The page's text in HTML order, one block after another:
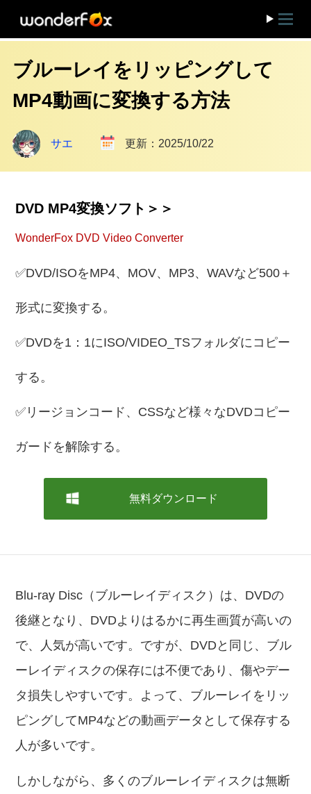
ブルーレイをリッピングして
MP4動画に変換する方法
サエ 更新：2025/10/22
DVD MP4変換ソフト＞＞
WonderFox DVD Video Converter
✅DVD/ISOをMP4、MOV、MP3、WAVなど500＋
形式に変換する。
✅DVDを1：1にISO/VIDEO_TSフォルダにコピー
する。
✅リージョンコード、CSSなど様々なDVDコピー
ガードを解除する。
無料ダウンロード
Blu-ray Disc（ブルーレイディスク）は、DVDの
後継となり、DVDよりはるかに再生画質が高いの
で、人気が高いです。ですが、DVDと同じ、ブル
ーレイディスクの保存には不便であり、傷やデー
タ損失しやすいです。よって、ブルーレイをリッ
ピングしてMP4などの動画データとして保存する
人が多いです。
しかしながら、多くのブルーレイディスクは無断